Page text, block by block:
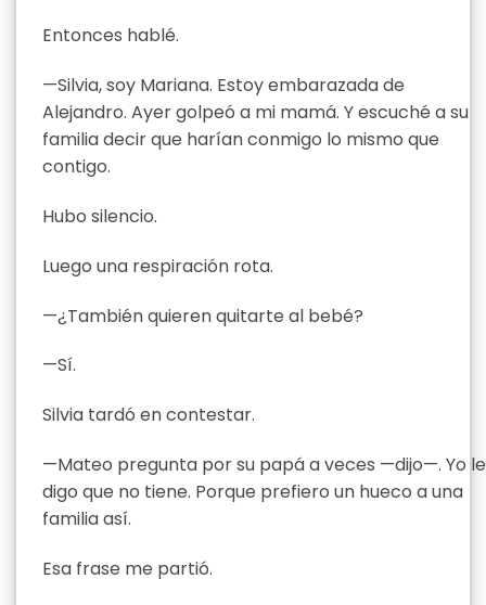
Entonces hablé.
—Silvia, soy Mariana. Estoy embarazada de
Alejandro. Ayer golpeó a mi mamá. Y escuché a su
familia decir que harían conmigo lo mismo que
contigo.
Hubo silencio.
Luego una respiración rota.
—¿También quieren quitarte al bebé?
—Sí.
Silvia tardó en contestar.
—Mateo pregunta por su papá a veces —dijo—. Yo le
digo que no tiene. Porque prefiero un hueco a una
familia así.
Esa frase me partió.